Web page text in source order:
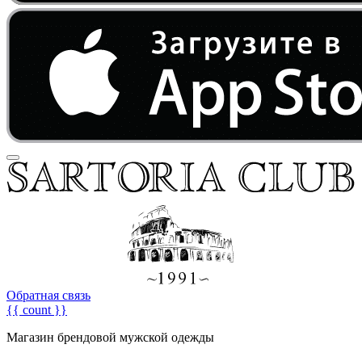
Обратная связь
{{ count }}
Магазин брендовой мужской одежды